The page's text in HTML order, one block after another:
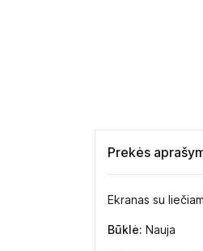
Prekės
Ekranas su
Būklė: Nauja